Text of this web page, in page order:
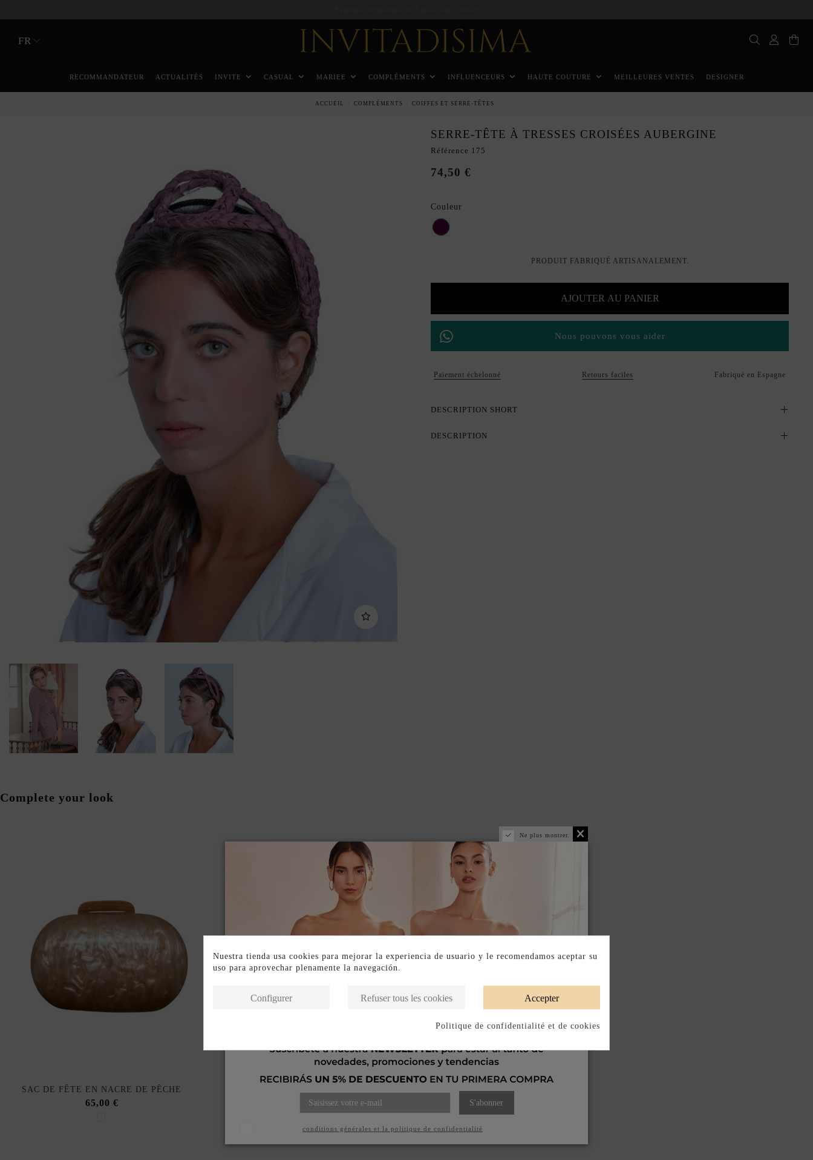
FR
RECOMMANDATEUR ACTUALITÉS INVITE CASUAL MARIEE COMPLÉMENTS INFLUENCEURS HAUTE COUTURE MEILLEURES VENTES DESIGNER
ACCUEIL COMPLÉMENTS COIFFES ET SERRE-TÊTES
SERRE-TÊTE À TRESSES CROISÉES AUBERGINE
Référence 175
74,50 €
Couleur
Aubergine
PRODUIT FABRIQUÉ ARTISANALEMENT.
AJOUTER AU PANIER
Nous pouvons vous aider
Paiement échelonné Retours faciles Fabriqué en Espagne
DESCRIPTION SHORT
DESCRIPTION
Complete your look
SAC DE FÊTE EN NACRE DE PÊCHE
65,00 €
Ne plus montrer.
S'abonner
conditions générales et la politique de confidentialité
Nuestra tienda usa cookies para mejorar la experiencia de usuario y le recomendamos aceptar su
uso para aprovechar plenamente la navegación.
Accepter
Refuser tous les cookies
Configurer
Politique de confidentialité et de cookies